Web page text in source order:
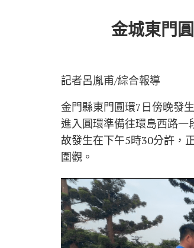
金城東門
記者呂胤甫/綜合報導
金門縣東門圓環7日傍晚發
進入圓環準備往環島西路
故發生在下午5時30分許，
圍觀。